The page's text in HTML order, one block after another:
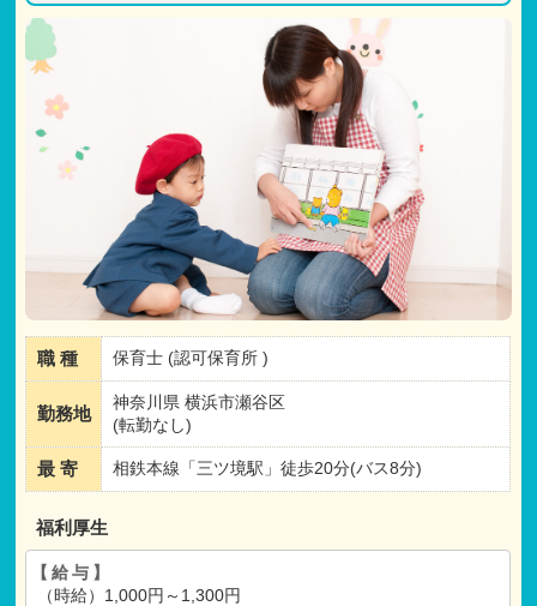
職 種 保育士 (認可保育所 )
勤務地
神奈川県 横浜市瀬谷区
(転勤なし)
最 寄 相鉄本線「三ツ境駅」徒歩20分(バス8分)
福利厚生
【給与】
（時給）1,000円～1,300円